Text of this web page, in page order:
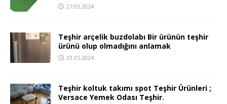
27.05.2024
Teşhir arçelik buzdolabı Bir ürünün teşhir
ürünü olup olmadığını anlamak
23.05.2024
Teşhir koltuk takımı spot Teşhir Ürünleri ;
Versace Yemek Odası Teşhir.